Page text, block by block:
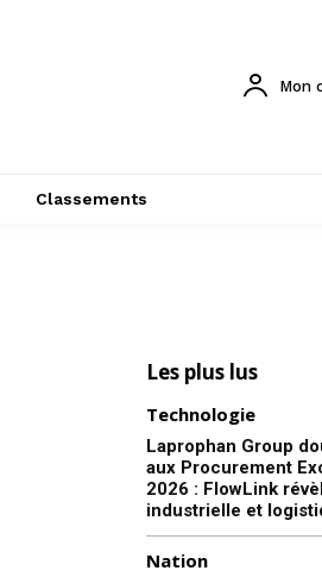
Mon
Classements
Les plus lus
Technologie
Laprophan Group
aux Procurement
2026 : FlowLink
industrielle et
Nation